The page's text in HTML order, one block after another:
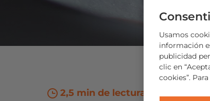
2,5 min de lectura
Usamos
información
publicidad
clic en
cookies”.